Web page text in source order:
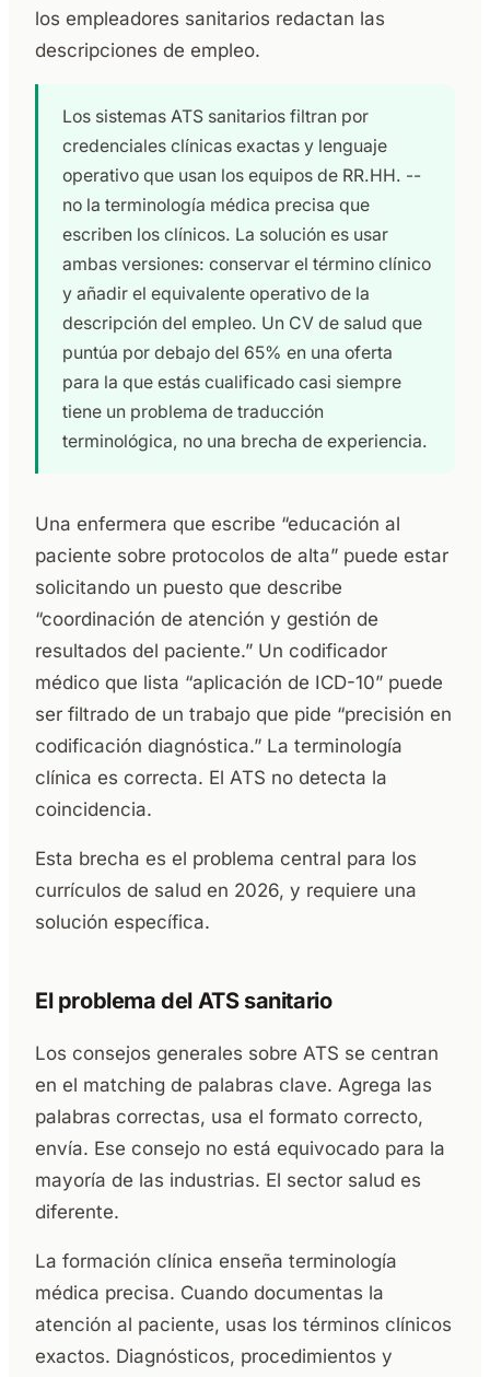
los empleadores sanitarios redactan las
descripciones de empleo.
Los sistemas ATS sanitarios filtran por
credenciales clínicas exactas y lenguaje
operativo que usan los equipos de RR.HH. --
no la terminología médica precisa que
escriben los clínicos. La solución es usar
ambas versiones: conservar el término clínico
y añadir el equivalente operativo de la
descripción del empleo. Un CV de salud que
puntúa por debajo del 65% en una oferta
para la que estás cualificado casi siempre
tiene un problema de traducción
terminológica, no una brecha de experiencia.
Una enfermera que escribe “educación al
paciente sobre protocolos de alta” puede estar
solicitando un puesto que describe
“coordinación de atención y gestión de
resultados del paciente.” Un codificador
médico que lista “aplicación de ICD-10” puede
ser filtrado de un trabajo que pide “precisión en
codificación diagnóstica.” La terminología
clínica es correcta. El ATS no detecta la
coincidencia.
Esta brecha es el problema central para los
currículos de salud en 2026, y requiere una
solución específica.
El problema del ATS sanitario
Los consejos generales sobre ATS se centran
en el matching de palabras clave. Agrega las
palabras correctas, usa el formato correcto,
envía. Ese consejo no está equivocado para la
mayoría de las industrias. El sector salud es
diferente.
La formación clínica enseña terminología
médica precisa. Cuando documentas la
atención al paciente, usas los términos clínicos
exactos. Diagnósticos, procedimientos y